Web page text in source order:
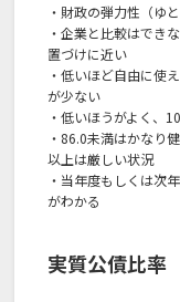
・財政の弾力性（ゆ
・企業と比較はでき
置づけに近い
・低いほど自由に使
が少ない
・低いほうがよく、
・86.0未満はかなり
以上は厳しい状況
・当年度もしくは次
がわかる
実質公債比率